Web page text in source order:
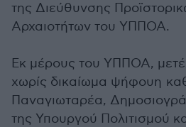
της Διεύθυνσης
Αρχαιοτήτων του ΥΠΠΟΑ.
Εκ μέρους του ΥΠΠΟΑ,
χωρίς δικαίωμα ψήφουη
Παναγιωταρέα,
της Υπουργού Πολιτισμού